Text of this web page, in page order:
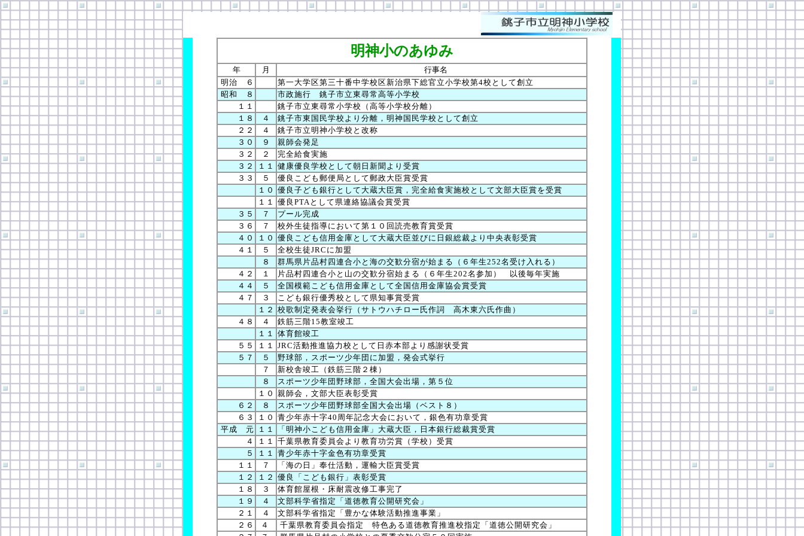
明神小のあゆみ
年 月
行事名
明治 ６
第一大学区第三十番中学校区新治県下総官立小学校第4校として創立
昭和 ８
市政施行 銚子市立東尋常高等小学校
１１
銚子市立東尋常小学校（高等小学校分離）
１８
４
銚子市東国民学校より分離，明神国民学校として創立
２２
４
銚子市立明神小学校と改称
３０
９
親師会発足
３２
２
完全給食実施
３２
１１ 健康優良学校として朝日新聞より受賞
３３
５
優良こども郵便局として郵政大臣賞受賞
１０ 優良子ども銀行として大蔵大臣賞，完全給食実施校として文部大臣賞を受賞
１１ 優良PTAとして県連絡協議会賞受賞
３５
７
プール完成
３６
７
校外生徒指導において第１０回読売教育賞受賞
４０
１０ 優良こども信用金庫として大蔵大臣並びに日銀総裁より中央表彰受賞
４１
５
全校生徒JRCに加盟
８
群馬県片品村四連合小と海の交歓分宿が始まる（６年生252名受け入れる）
４２
１
片品村四連合小と山の交歓分宿始まる（６年生202名参加） 以後毎年実施
４４
５
全国模範こども信用金庫として全国信用金庫協会賞受賞
４７
３
こども銀行優秀校として県知事賞受賞
１２ 校歌制定発表会挙行（サトウハチロー氏作詞 高木東六氏作曲）
４８
４
鉄筋三階15教室竣工
１１ 体育館竣工
５５
１１ JRC活動推進協力校として日赤本部より感謝状受賞
５７
５
野球部，スポーツ少年団に加盟，発会式挙行
７
新校舎竣工（鉄筋三階２棟）
８
スポーツ少年団野球部，全国大会出場，第５位
１０ 親師会，文部大臣表彰受賞
６２
８
スポーツ少年団野球部全国大会出場（ベスト８）
６３
１０ 青少年赤十字40周年記念大会において，銀色有功章受賞
平成 元
１１
「明神小こども信用金庫」大蔵大臣，日本銀行総裁賞受賞
４
１１ 千葉県教育委員会より教育功労賞（学校）受賞
５
１１ 青少年赤十字金色有功章受賞
１１
７
「海の日」奉仕活動，運輸大臣賞受賞
１２
１２ 優良「こども銀行」表彰受賞
１８
３
体育館屋根・床耐震改修工事完了
１９
４
文部科学省指定「道徳教育公開研究会」
２１
４
文部科学省指定「豊かな体験活動推進事業」
２６
４
千葉県教育委員会指定 特色ある道徳教育推進校指定「道徳公開研究会」